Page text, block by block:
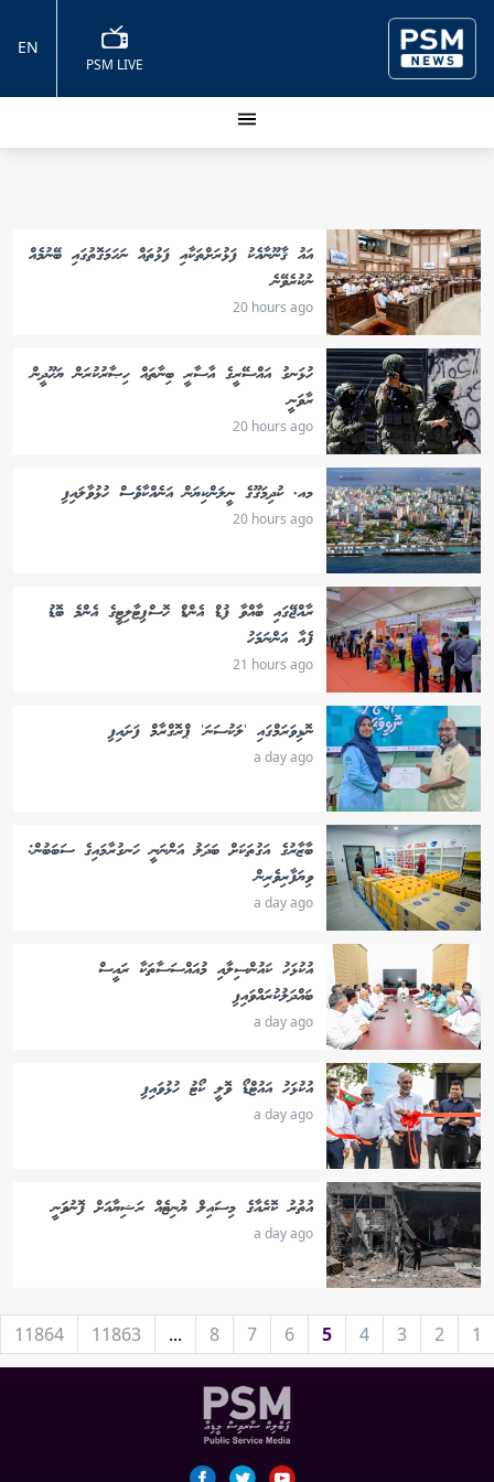
PSM LIVE
EN
އައު ޤާނޫނާއެކު ފަޅުރަށްތަކާއި ފަޅުތައް ނަހަމަގޮތުގައި ބޭނުމެއް
ނުކުރެވޭނެ
20 hours ago
ހުޅަނގު އައްސޭރީގެ އާސާރީ ބިނާތައް ހިޞާރުކުރަން ޔަހޫދީން
ރާވަނީ
20 hours ago
މއ. ކުދިމަގޫގެ ނީލަންކިޔަން އަނެއްކާވެސް ހުޅުވާލައިފި
20 hours ago
ރާއްޖޭގައި ބާއްވާ ފުޑް އެންޑް ހޮސްޕިޓާލިޓީގެ އެންމެ ބޮޑު
ފެއާ އަންނަމަހު
21 hours ago
ނޮޅިވަރަމްގައި 'ލަކުސަނަ' ޕްރޮގްރާމް ފަށައިފި
a day ago
ބާޒާރުގެ އަގުތަކަށް ބަދަލު އަންނަނީ ހަނގުރާމައިގެ ސަބަބުން:
ވިޔަފާރިވެރިން
a day ago
އުކުޅަހު ކައުންސިލާއި މުއައްސަސާތަކާ ރައީސް
ބައްދަލުކުރައްވައިފި
a day ago
އުކުޅަހު އައުޓްޑޯ ވޮލީ ކޯޓު ހުޅުވައިފި
a day ago
އުތުރު ކޮރެއާގެ މިސައިލް ޔުނިޓެއް ރަޝިޔާއަށް ފޮނުވަނީ
a day ago
1
2
3
4
5
6
7
8
...
11863
11864